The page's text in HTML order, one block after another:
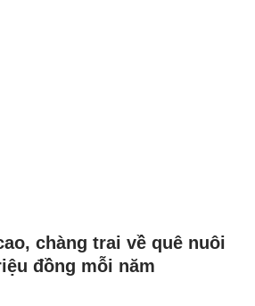
chàng trai về quê nuôi
đồng mỗi năm